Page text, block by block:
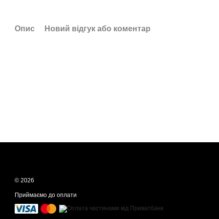
Опис Новий відгук або коментар
© 2026
Приймаємо до оплати